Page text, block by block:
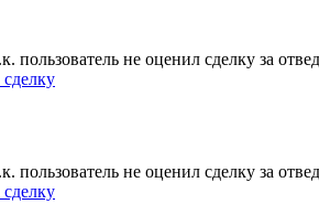
пользователь не оценил сделку за
пользователь не оценил сделку за